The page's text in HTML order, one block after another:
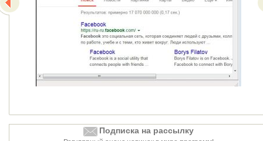
Подписка на рассылку